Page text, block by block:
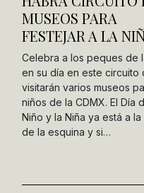
MUSEOS PARA
FESTEJAR A LA
Celebra a los peques de
en su día en este circuito
visitarán varios museos
niños de la CDMX. El Día
Niño y la Niña ya está a la
de la esquina y si…